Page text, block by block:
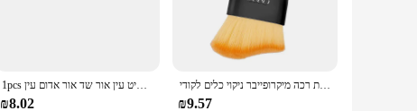
1pcs בלם מכונית זנב מדבקת אישיות עיט עין אור שד אור אדום עין hawkeye סטיילינג לקשט מדבקה לנתגו 7
₪8.02
ניקוי פנים לרכב מברשת רכה מיקרופייבר ניקוי כלים לקודי s קו A1 a1 a3 a4 a5 6 a7 a8 q3 q3 q5 Q7 q3 q5
₪9.57